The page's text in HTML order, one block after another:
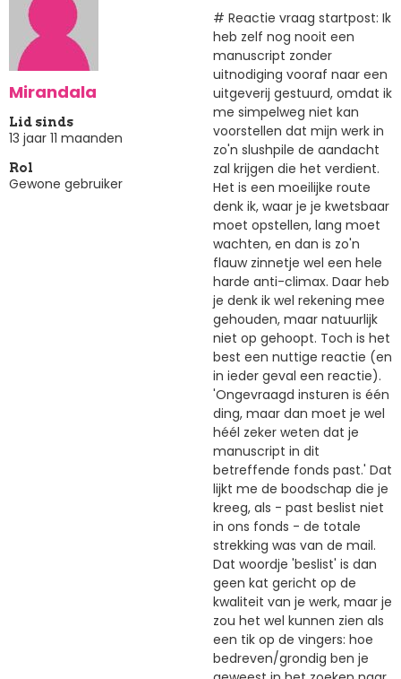
Mirandala
Lid sinds
13 jaar 11 maanden
Rol
Gewone gebruiker
# Reactie vraag startpost: Ik
heb zelf nog nooit een
manuscript zonder
uitnodiging vooraf naar een
uitgeverij gestuurd, omdat ik
me simpelweg niet kan
voorstellen dat mijn werk in
zo'n slushpile de aandacht
zal krijgen die het verdient.
Het is een moeilijke route
denk ik, waar je je kwetsbaar
moet opstellen, lang moet
wachten, en dan is zo'n
flauw zinnetje wel een hele
harde anti-climax. Daar heb
je denk ik wel rekening mee
gehouden, maar natuurlijk
niet op gehoopt. Toch is het
best een nuttige reactie (en
in ieder geval een reactie).
'Ongevraagd insturen is één
ding, maar dan moet je wel
héél zeker weten dat je
manuscript in dit
betreffende fonds past.' Dat
lijkt me de boodschap die je
kreeg, als - past beslist niet
in ons fonds - de totale
strekking was van de mail.
Dat woordje 'beslist' is dan
geen kat gericht op de
kwaliteit van je werk, maar je
zou het wel kunnen zien als
een tik op de vingers: hoe
bedreven/grondig ben je